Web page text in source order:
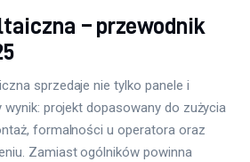
– przewodnik
sprzedaje nie tylko panele i
wynik: projekt dopasowany do zużycia
formalności u operatora oraz
Zamiast ogólników powinna